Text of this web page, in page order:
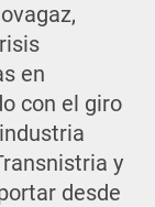
en
con el giro
y
desde